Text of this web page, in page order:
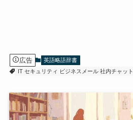
広告
英語略語辞書
IT セキュリティ ビジネスメール 社内チャット